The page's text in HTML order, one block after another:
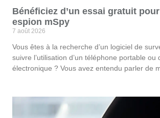
Bénéficiez d’un essai gratuit
espion mSpy
7 août 2026
Vous êtes à la recherche d’un logiciel de
suivre l’utilisation d’un téléphone portable ou
électronique ? Vous avez entendu parler de